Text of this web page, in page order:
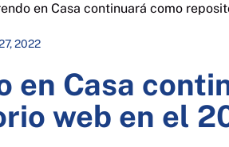
en Casa continuará como
2022
en Casa
web en el